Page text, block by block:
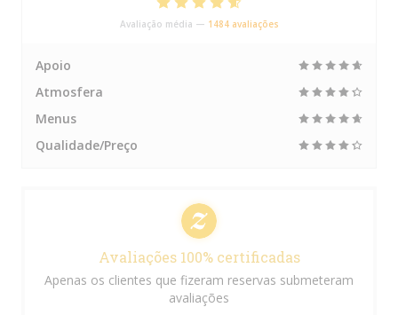
Avaliação média — 1484 avaliações
Apoio
Atmosfera
Menus
Qualidade/Preço
Avaliações 100% certificadas
Apenas os clientes que fizeram reservas submeteram
avaliações